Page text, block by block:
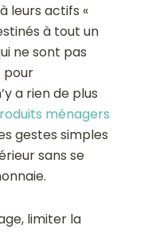
leurs actifs «
à tout un
ne sont pas
pour
a rien de plus
ménagers
gestes simples
sans se
limiter la